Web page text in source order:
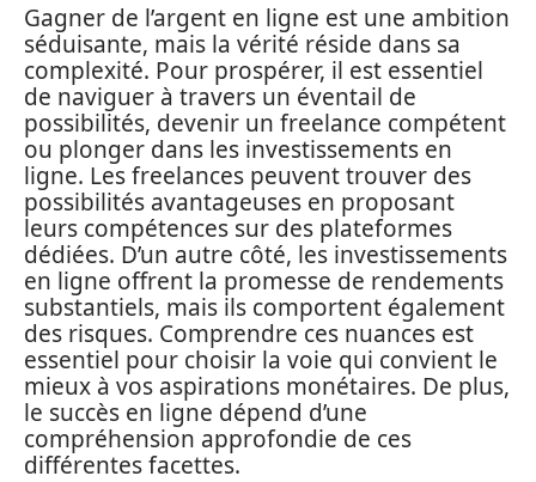
Gagner de l’argent en ligne est une ambition
séduisante, mais la vérité réside dans sa
complexité. Pour prospérer, il est essentiel
de naviguer à travers un éventail de
possibilités, devenir un freelance compétent
ou plonger dans les investissements en
ligne. Les freelances peuvent trouver des
possibilités avantageuses en proposant
leurs compétences sur des plateformes
dédiées. D’un autre côté, les investissements
en ligne offrent la promesse de rendements
substantiels, mais ils comportent également
des risques. Comprendre ces nuances est
essentiel pour choisir la voie qui convient le
mieux à vos aspirations monétaires. De plus,
le succès en ligne dépend d’une
compréhension approfondie de ces
différentes facettes.